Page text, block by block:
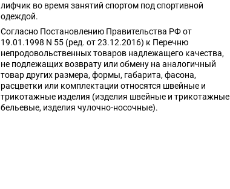
лифчик во время занятий спортом под спортивной
одеждой.
Согласно Постановлению Правительства РФ от
19.01.1998 N 55 (ред. от 23.12.2016) к Перечню
непродовольственных товаров надлежащего качества,
не подлежащих возврату или обмену на аналогичный
товар других размера, формы, габарита, фасона,
расцветки или комплектации относятся швейные и
трикотажные изделия (изделия швейные и трикотажные
бельевые, изделия чулочно-носочные).